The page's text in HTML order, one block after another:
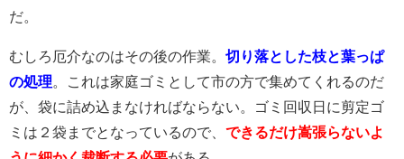
だ。
むしろ厄介なのはその後の作業。 切り落とした枝と葉っぱ
の処理 。これは家庭ゴミとして市の方で集めてくれるのだ
が、袋に詰め込まなければならない。ゴミ回収日に剪定ゴ
ミは２袋までとなっているので、 できるだけ嵩張らないよ